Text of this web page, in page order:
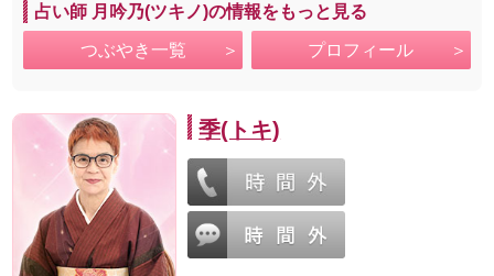
占い師 月吟乃(ツキノ)の情報をもっと見る
つぶやき一覧 プロフィール
季(トキ)